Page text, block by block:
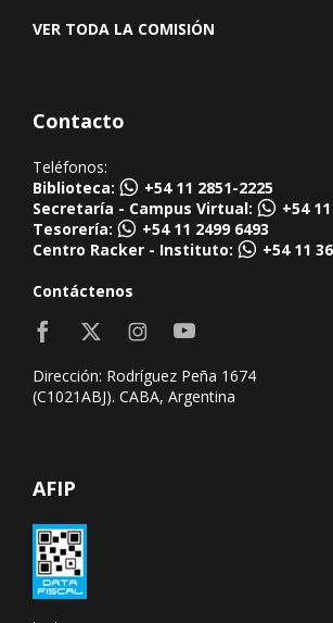
VER TODA LA COMISIÓN
Contacto
Teléfonos:
Biblioteca:
+54 11 2851-2225
Secretaría - Campus Virtual:
+54
Tesorería:
+54 11 2499 6493
Centro Racker - Instituto:
+54 11
Contáctenos
Dirección: Rodríguez Peña 1674
(C1021ABJ). CABA, Argentina
AFIP